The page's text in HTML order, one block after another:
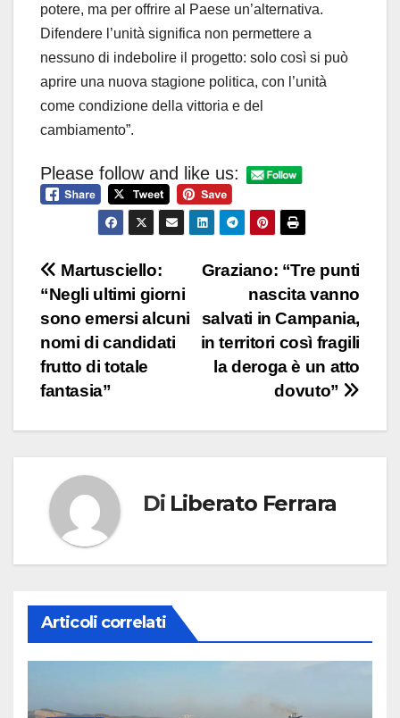
potere, ma per offrire al Paese un’alternativa.
Difendere l’unità significa non permettere a
nessuno di indebolire il progetto: solo così si può
aprire una nuova stagione politica, con l’unità
come condizione della vittoria e del
cambiamento”.
Please follow and like us:
Navigazione
articoli
Graziano: “Tre punti
nascita vanno
salvati in Campania,
in territori così fragili
la deroga è un atto
dovuto”
Martusciello:
“Negli ultimi giorni
sono emersi alcuni
nomi di candidati
frutto di totale
fantasia”
Di Liberato Ferrara
Articoli correlati